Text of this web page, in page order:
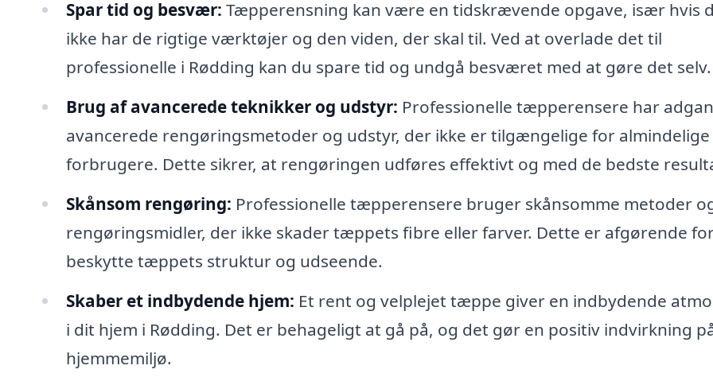
Spar tid og besvær: Tæpperensning kan være en tidskrævende opgave, især hvis
ikke har de rigtige værktøjer og den viden, der skal til. Ved at overlade det til
professionelle i Rødding kan du spare tid og undgå besværet med at gøre det selv.
Brug af avancerede teknikker og udstyr: Professionelle tæpperensere har
avancerede rengøringsmetoder og udstyr, der ikke er tilgængelige for almindelige
forbrugere. Dette sikrer, at rengøringen udføres effektivt og med de bedste
Skånsom rengøring: Professionelle tæpperensere bruger skånsomme metoder
rengøringsmidler, der ikke skader tæppets fibre eller farver. Dette er afgørende
beskytte tæppets struktur og udseende.
Skaber et indbydende hjem: Et rent og velplejet tæppe giver en indbydende
i dit hjem i Rødding. Det er behageligt at gå på, og det gør en positiv indvirkning
hjemmemiljø.